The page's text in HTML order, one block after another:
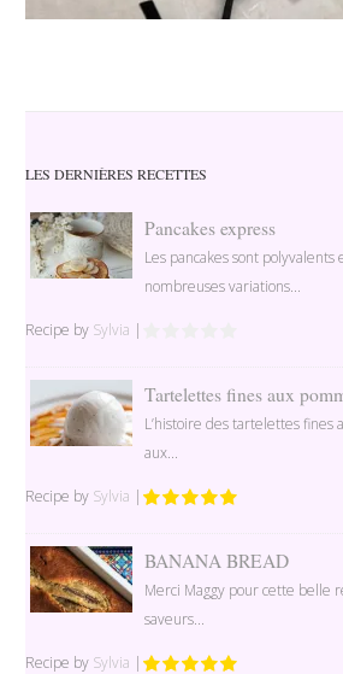
LES DERNIÈRES RECETTES
Pancakes express
Les pancakes sont polyvalents
nombreuses variations...
Recipe by Sylvia |
Tartelettes fines aux
L’histoire des tartelettes fines
aux...
Recipe by Sylvia |
BANANA BREAD
Merci Maggy pour cette belle
saveurs...
Recipe by Sylvia |